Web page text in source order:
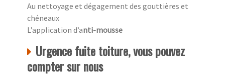
Au nettoyage et dégagement des gouttières et
chéneaux
L’application d’anti-mousse
Urgence fuite toiture, vous pouvez
compter sur nous